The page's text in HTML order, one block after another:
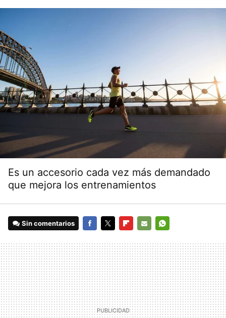
Es un accesorio cada vez más demandado
que mejora los entrenamientos
Sin comentarios
MAIL